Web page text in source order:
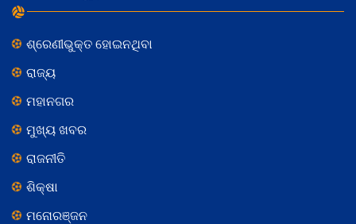
ଶ୍ରେଣୀଭୁକ୍ତ ହୋଇନଥିବା
ରାଜ୍ୟ
ମହାନଗର
ମୁଖ୍ୟ ଖବର
ରାଜନୀତି
ଶିକ୍ଷା
ମନୋରଞ୍ଜନ